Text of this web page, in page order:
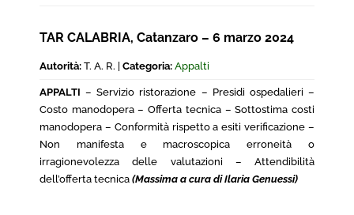
TAR CALABRIA, Catanzaro – 6 marzo 2024
Autorità: T. A. R. | Categoria: Appalti
APPALTI– Servizio ristorazione – Presidi ospedalieri –
Costo manodopera – Offerta tecnica – Sottostima costi
manodopera – Conformità rispetto a esiti verificazione –
Non manifesta e macroscopica erroneità o
irragionevolezza delle valutazioni – Attendibilità
dell’offerta tecnica (Massima a cura di Ilaria Genuessi)